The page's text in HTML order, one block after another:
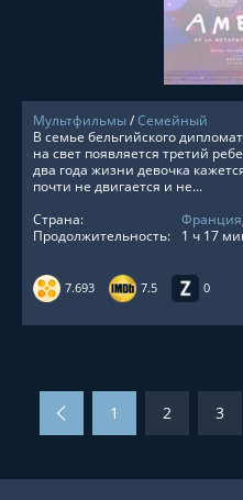
Мультфильмы/Семейный
7.693 7.5 0
В семье бельгийского
на свет появляется третий
два года жизни девочка
почти не двигается и не...
Страна:
Франция
Продолжительность:
1 ч 17
1 2 3